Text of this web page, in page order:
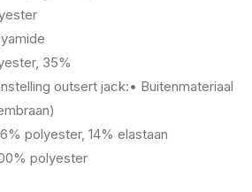
35%
outsert jack:• Buitenmateriaal
polyester, 14% elastaan
polyester